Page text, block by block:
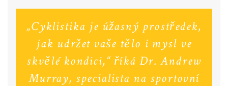
přáteli, což také přispívá k duševní pohodě.
„Cyklistika je úžasný prostředek,
jak udržet vaše tělo i mysl ve
skvělé kondici,“ říká Dr. Andrew
Murray, specialista na sportovní